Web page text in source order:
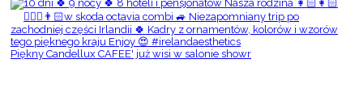
Piękny Candellux CAFEE' już wisi w salonie showr